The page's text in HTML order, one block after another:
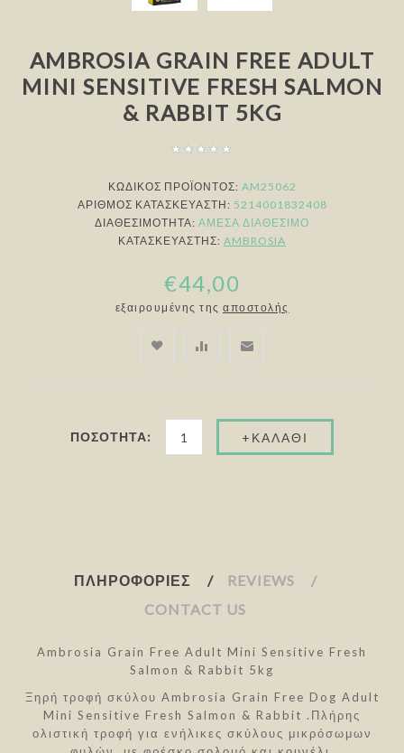
AMBROSIA GRAIN FREE ADULT
MINI SENSITIVE FRESH SALMON
& RABBIT 5KG
ΚΩΔΙΚΟΣ ΠΡΟΪΟΝΤΟΣ: AM25062
ΑΡΙΘΜΌΣ ΚΑΤΑΣΚΕΥΑΣΤΉ: 5214001832408
ΔΙΑΘΕΣΙΜΌΤΗΤΑ: ΆΜΕΣΑ ΔΙΑΘΈΣΙΜΟ
ΚΑΤΑΣΚΕΥΑΣΤΉΣ: AMBROSIA
€44,00
εξαιρουμένης της αποστολής
ΠΟΣΌΤΗΤΑ:
ΠΛΗΡΟΦΟΡΊΕΣ
REVIEWS
CONTACT US
Ambrosia Grain Free Adult Mini Sensitive Fresh
Salmon & Rabbit 5kg
Ξηρή τροφή σκύλου Ambrosia Grain Free Dog Adult
Mini Sensitive Fresh Salmon & Rabbit .Πλήρης
ολιστική τροφή για ενήλικες σκύλους μικρόσωμων